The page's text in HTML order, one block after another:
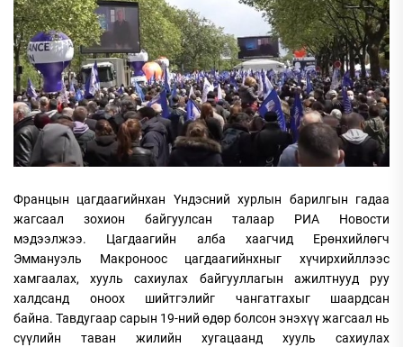
Францын цагдаагийнхан Үндэсний хурлын барилгын гадаа
жагсаал зохион байгуулсан талаар РИА Новости
мэдээлжээ. Цагдаагийн алба хаагчид Ерөнхийлөгч
Эммануэль Макроноос цагдаагийнхныг хүчирхийллээс
хамгаалах, хууль сахиулах байгууллагын ажилтнууд руу
халдсанд оноох шийтгэлийг чангатгахыг шаардсан
байна. Тавдугаар сарын 19-ний өдөр болсон энэхүү жагсаал нь
сүүлийн таван жилийн хугацаанд хууль сахиулах